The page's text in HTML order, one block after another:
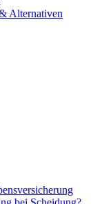
Alternativen